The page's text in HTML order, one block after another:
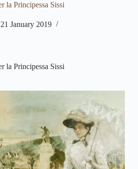
la Principessa Sissi
21 January 2019
la Principessa Sissi